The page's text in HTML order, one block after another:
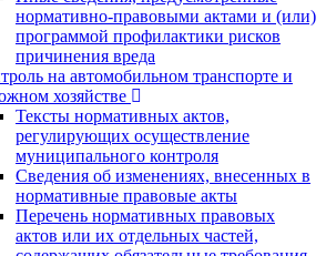
нормативно-правовыми актами и (или)
программой профилактики рисков
причинения вреда
на автомобильном транспорте и
хозяйстве
Тексты нормативных актов,
регулирующих осуществление
муниципального контроля
Сведения об изменениях, внесенных в
нормативные правовые акты
Перечень нормативных правовых
актов или их отдельных частей,